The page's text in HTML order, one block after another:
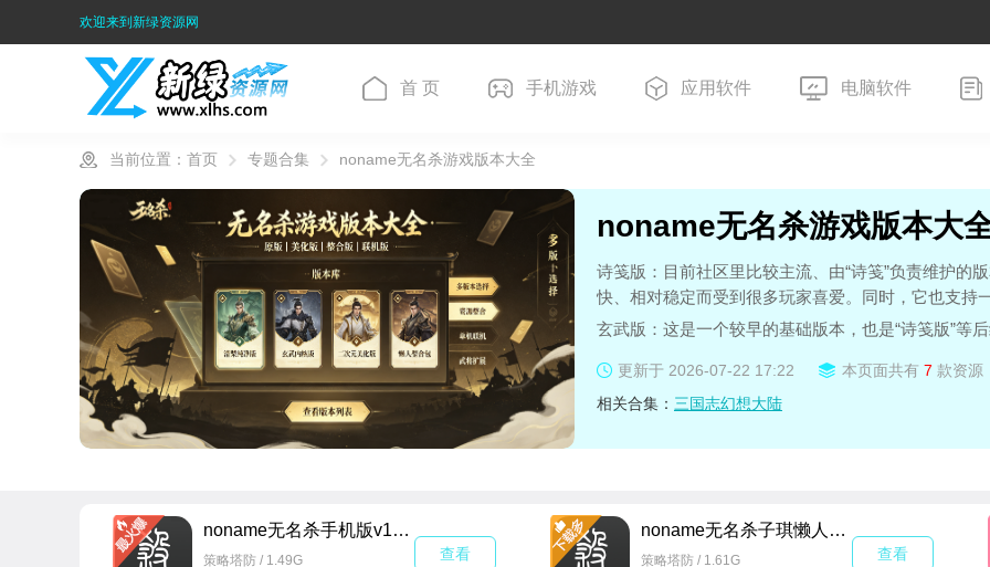
欢迎来到新绿资源网
首 页 手机游戏 应用软件 电脑软件
当前位置： 首页 专题合集 noname无名杀游戏版本大全
noname无名杀游戏版本大
诗笺版：目前社区里比较主流、由“诗笺”负责维护的
快、相对稳定而受到很多玩家喜爱。同时，它也支持
玄武版：这是一个较早的基础版本，也是“诗笺版”等
独特的“十周年”视觉风格。
格：
全扩版：整合了大量武将扩展的版本。
更新于 2026-07-22 17:22 本页面共有 7 款资源
相关合集： 三国志幻想大陆
noname无名杀手机版v1.10.3.1 官方正版
策略塔防 / 1.49G
查看
noname无名杀子琪懒人包1.3.3 最新版
策略塔防 / 1.61G
查看